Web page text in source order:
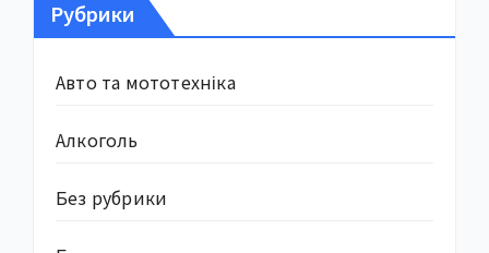
Рубрики
Авто та мототехніка
Алкоголь
Без рубрики